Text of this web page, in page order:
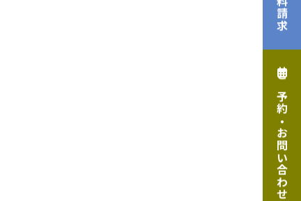
ご予約・お問い合わせ